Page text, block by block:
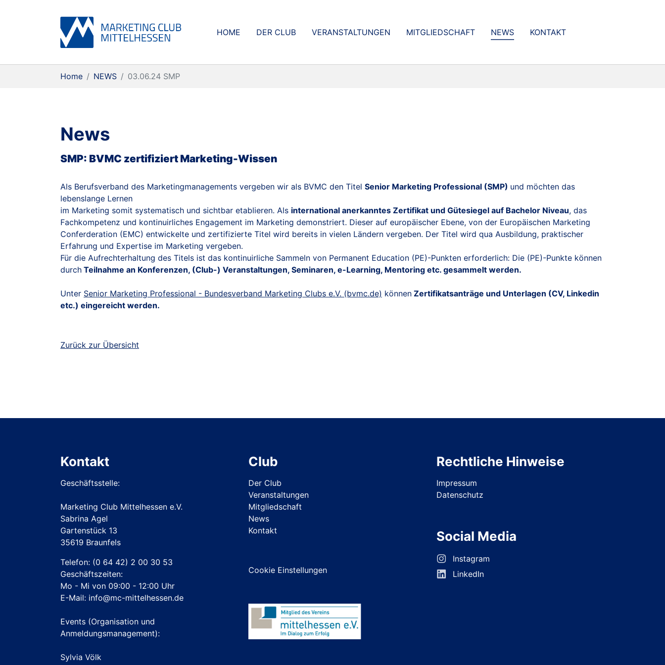
HOME DER CLUB VERANSTALTUNGEN MITGLIEDSCHAFT NEWS KONTAKT
Home NEWS 03.06.24 SMP
News
SMP: BVMC zertifiziert Marketing-Wissen
Als Berufsverband des Marketingmanagements vergeben wir als BVMC den Titel Senior Marketing Professional (SMP) und möchten das
lebenslange Lernen
im Marketing somit systematisch und sichtbar etablieren. Als international anerkanntes Zertifikat und Gütesiegel auf Bachelor Niveau, das
Fachkompetenz und kontinuirliches Engagement im Marketing demonstriert. Dieser auf europäischer Ebene, von der Europäischen Marketing
Conferderation (EMC) entwickelte und zertifizierte Titel wird bereits in vielen Ländern vergeben. Der Titel wird qua Ausbildung, praktischer
Erfahrung und Expertise im Marketing vergeben.
Für die Aufrechterhaltung des Titels ist das kontinuirliche Sammeln von Permanent Education (PE)-Punkten erforderlich: Die (PE)-Punkte können
durch Teilnahme an Konferenzen, (Club-) Veranstaltungen, Seminaren, e-Learning, Mentoring etc. gesammelt werden.
Unter Senior Marketing Professional - Bundesverband Marketing Clubs e.V. (bvmc.de) können Zertifikatsanträge und Unterlagen (CV, Linkedin
etc.) eingereicht werden.
Zurück zur Übersicht
Kontakt
Geschäftsstelle:
Marketing Club Mittelhessen e.V.
Sabrina Agel
Gartenstück 13
35619 Braunfels
Telefon: (0 64 42) 2 00 30 53
Geschäftszeiten:
Mo - Mi von 09:00 - 12:00 Uhr
E-Mail: info@mc-mittelhessen.de
Events (Organisation und
Anmeldungsmanagement):
Sylvia Völk
Club
Der Club
Veranstaltungen
Mitgliedschaft
News
Kontakt
Cookie Einstellungen
Rechtliche Hinweise
Impressum
Datenschutz
Social Media
Instagram
LinkedIn